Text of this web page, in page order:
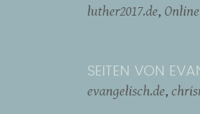
luther2017.de
SEITEN VON
evangelisch.de